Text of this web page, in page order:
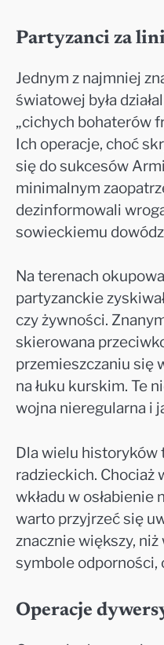
Partyzanci za
Jednym z najmniej
światowej była
„cichych bohaterów
Ich operacje, choć
się do sukcesów
minimalnym
dezinformowali
sowieckiemu
Na terenach
partyzanckie
czy żywności.
skierowana
przemieszczaniu się
na łuku kurskim. Te
wojna nieregularna i
Dla wielu historyków
radzieckich. Chociaż
wkładu w
warto przyjrzeć się
znacznie większy,
symbole odporności,
Operacje